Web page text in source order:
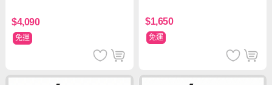
$4,090
免運
$1,650
免運